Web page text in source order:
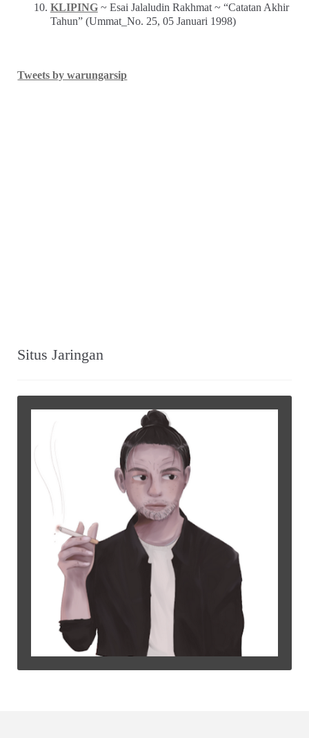
KLIPING~ Esai Jalaludin Rakhmat ~ “Catatan Akhir
Tahun” (Ummat_No. 25, 05 Januari 1998)
Tweets by warungarsip
Situs Jaringan